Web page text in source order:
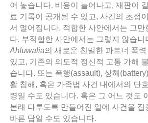
어 놓습니다. 비용이 늘어나고, 재판이
료 기록이 공개될 수 있고, 사건의 초점
서 멀어집니다. 적합한 사안에서는 그만
다. 부적합한 사안에서는 그렇지 않습니
Ahluwalia의 새로운 친밀한 파트너 폭
있고, 기존의 의도적 정신적 고통 가해
습니다. 또는 폭행(assault), 상해
활 침해, 혹은 가족법 사건 내에서의 단
령일 수도 있습니다. 혹은 그 어느 것도
본래 다루도록 만들어진 일에 사건을 집
바른 답일 수도 있습니다.